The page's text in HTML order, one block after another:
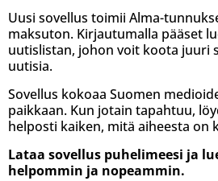
Uusi sovellus toimii Alma-
maksuton. Kirjautumalla pääset
uutislistan, johon voit koota juuri
uutisia.
Sovellus kokoaa Suomen
paikkaan. Kun jotain tapahtuu,
helposti kaiken, mitä aiheesta on
Lataa sovellus puhelimeesi ja
helpommin ja nopeammin.